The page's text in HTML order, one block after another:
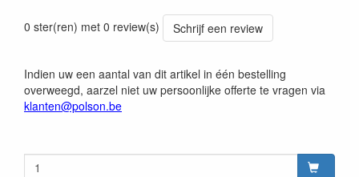
0 ster(ren) met 0 review(s)
Schrijf een review
Indien uw een aantal van dit artikel in één bestelling
overweegd, aarzel niet uw persoonlijke offerte te vragen via
klanten@polson.be